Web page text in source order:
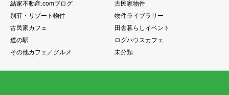
結家不動産.comブログ
古民家物件
別荘・リゾート物件
物件ライブラリー
古民家カフェ
田舎暮らしイベント
道の駅
ログハウスカフェ
その他カフェ／グルメ
未分類